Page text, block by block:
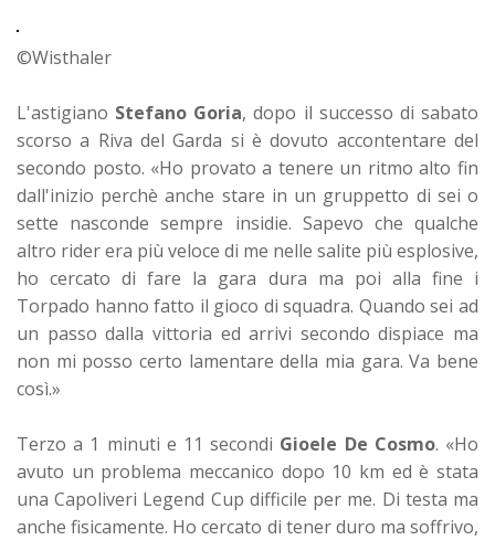
©Wisthaler
L'astigiano Stefano Goria, dopo il successo di sabato
scorso a Riva del Garda si è dovuto accontentare del
secondo posto. «Ho provato a tenere un ritmo alto fin
dall'inizio perchè anche stare in un gruppetto di sei o
sette nasconde sempre insidie. Sapevo che qualche
altro rider era più veloce di me nelle salite più esplosive,
ho cercato di fare la gara dura ma poi alla fine i
Torpado hanno fatto il gioco di squadra. Quando sei ad
un passo dalla vittoria ed arrivi secondo dispiace ma
non mi posso certo lamentare della mia gara. Va bene
così.»
Terzo a 1 minuti e 11 secondi Gioele De Cosmo. «Ho
avuto un problema meccanico dopo 10 km ed è stata
una Capoliveri Legend Cup difficile per me. Di testa ma
anche fisicamente. Ho cercato di tener duro ma soffrivo,